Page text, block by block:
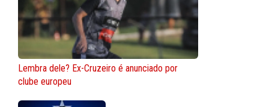
Lembra dele? Ex-Cruzeiro é anunciado por
clube europeu